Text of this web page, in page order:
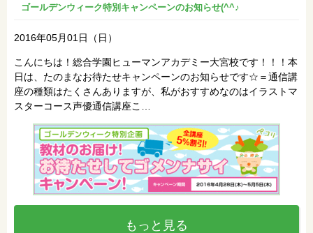
ゴールデンウィーク特別キャンペーンのお知らせ(^^♪
2016年05月01日（日）
こんにちは！総合学園ヒューマンアカデミー大宮校です！！！本
日は、たのまなお待たせキャンペーンのお知らせです☆＝通信講
座の種類はたくさんありますが、私がおすすめなのはイラストマ
スターコース声優通信講座こ…
もっと見る